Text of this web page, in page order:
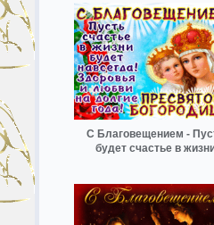
С Благовещением -
будет счастье в